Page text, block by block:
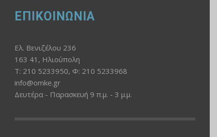
ΕΠΙΚΟΙΝΩΝΙΑ
Ελ. Βενιζέλου 236
163 41, Ηλιούπολη
Τ: 210 5233950, Φ: 210 5233968
info@omke.gr
Δευτέρα - Παρασκευή 9 π.μ. - 3 μ.μ.